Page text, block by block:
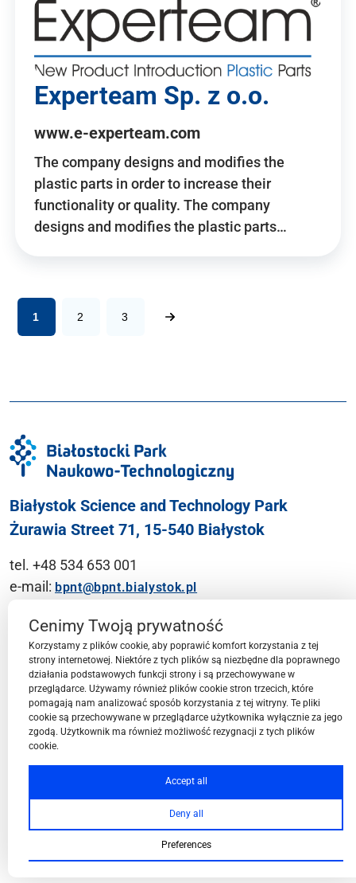
Experteam Sp. z o.o.
www.e-experteam.com
The company designs and modifies the
plastic parts in order to increase their
functionality or quality. The company
designs and modifies the plastic parts…
1 2 3
Białystok Science and Technology Park
Żurawia Street 71, 15-540 Białystok
tel. +48 534 653 001
e-mail: bpnt@bpnt.bialystok.pl
Contact
BPN-T Area
BPN-T Offer
Cenimy Twoją prywatność
Korzystamy z plików cookie, aby poprawić komfort korzystania z tej
strony internetowej. Niektóre z tych plików są niezbędne dla poprawnego
działania podstawowych funkcji strony i są przechowywane w
przeglądarce. Używamy również plików cookie stron trzecich, które
pomagają nam analizować sposób korzystania z tej witryny. Te pliki
cookie są przechowywane w przeglądarce użytkownika wyłącznie za jego
zgodą. Użytkownik ma również możliwość rezygnacji z tych plików
cookie.
Accept all
Deny all
Preferences